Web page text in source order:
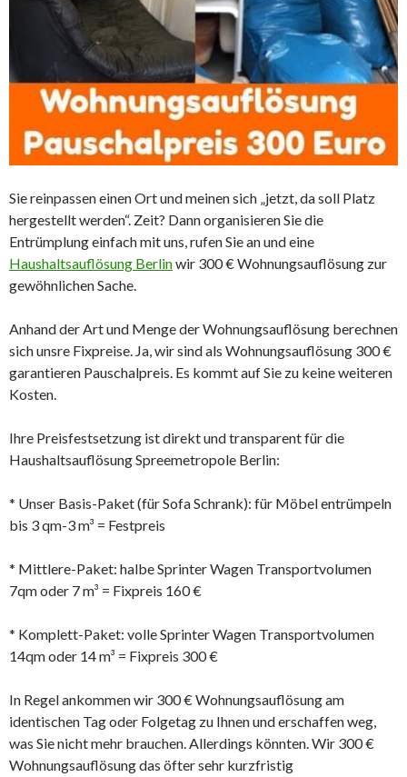
Sie reinpassen einen Ort und meinen sich „jetzt, da soll Platz
hergestellt werden“. Zeit? Dann organisieren Sie die
Entrümplung einfach mit uns, rufen Sie an und eine
Haushaltsauflösung Berlinwir 300 € Wohnungsauflösung zur
gewöhnlichen Sache.
Anhand der Art und Menge der Wohnungsauflösung berechnen
sich unsre Fixpreise. Ja, wir sind als Wohnungsauflösung 300 €
garantieren Pauschalpreis. Es kommt auf Sie zu keine weiteren
Kosten.
Ihre Preisfestsetzung ist direkt und transparent für die
Haushaltsauflösung Spreemetropole Berlin:
* Unser Basis-Paket (für Sofa Schrank): für Möbel entrümpeln
bis 3 qm-3 m³ = Festpreis
* Mittlere-Paket: halbe Sprinter Wagen Transportvolumen
7qm oder 7 m³ = Fixpreis 160 €
* Komplett-Paket: volle Sprinter Wagen Transportvolumen
14qm oder 14 m³ = Fixpreis 300 €
In Regel ankommen wir 300 € Wohnungsauflösung am
identischen Tag oder Folgetag zu Ihnen und erschaffen weg,
was Sie nicht mehr brauchen. Allerdings könnten. Wir 300 €
Wohnungsauflösung das öfter sehr kurzfristig